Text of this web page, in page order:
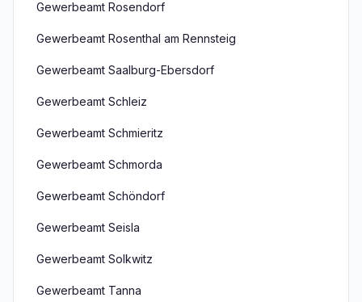
Gewerbeamt Rosendorf
Gewerbeamt Rosenthal am Rennsteig
Gewerbeamt Saalburg-Ebersdorf
Gewerbeamt Schleiz
Gewerbeamt Schmieritz
Gewerbeamt Schmorda
Gewerbeamt Schöndorf
Gewerbeamt Seisla
Gewerbeamt Solkwitz
Gewerbeamt Tanna